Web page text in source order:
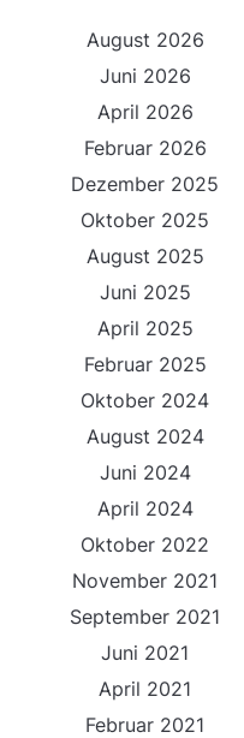
August 2026
Juni 2026
April 2026
Februar 2026
Dezember 2025
Oktober 2025
August 2025
Juni 2025
April 2025
Februar 2025
Oktober 2024
August 2024
Juni 2024
April 2024
Oktober 2022
November 2021
September 2021
Juni 2021
April 2021
Februar 2021